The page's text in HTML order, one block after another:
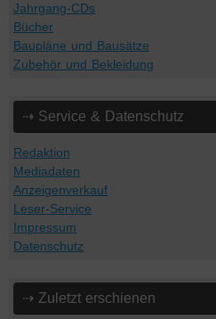
Jahrgang-CDs
Bücher
Baupläne und Bausätze
Zubehör und Bekleidung
⇢ Service & Datenschutz
Redaktion
Mediadaten
Anzeigenverkauf
Leser-Service
Impressum
Datenschutz
⇢ Zuletzt erschienen